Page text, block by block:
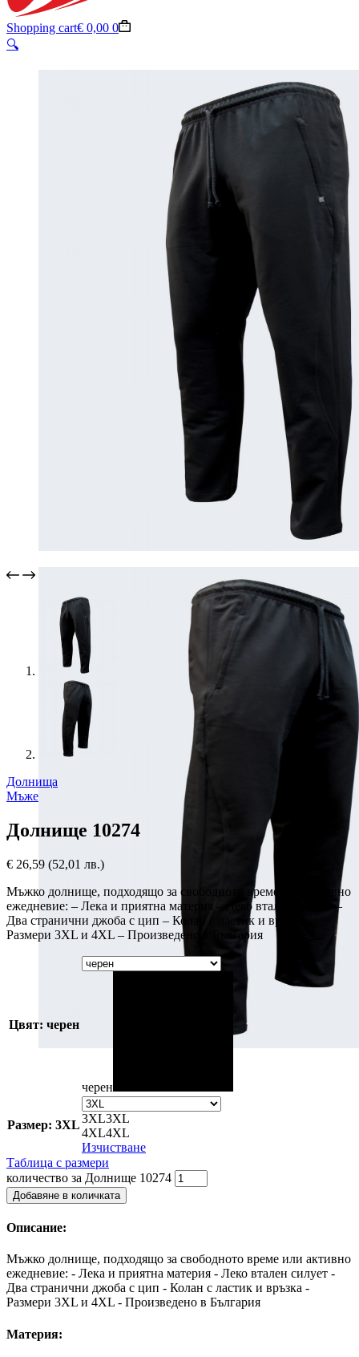
Shopping cart€ 0,00 0
🔍
Долнища
Мъже
Долнище 10274
€ 26,59 (52,01 лв.)
Мъжко долнище, подходящо за свободното време или активно
ежедневие: – Лека и приятна материя – Леко втален силует –
Два странични джоба с цип – Колан с ластик и връзка –
Размери 3XL и 4XL – Произведено в България
Цвят: черен
черен
Размер: 3XL3XL3XL
4XL4XL
Изчистване
Таблица с размери
количество за Долнище 10274
Добавяне в количката
Описание:
Мъжко долнище, подходящо за свободното време или активно
ежедневие: - Лека и приятна материя - Леко втален силует -
Два странични джоба с цип - Колан с ластик и връзка -
Размери 3XL и 4XL - Произведено в България
Материя: